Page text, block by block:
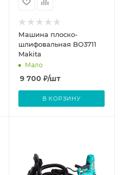
Машина плоско-
шлифовальная BO3711
Makita
Мало
9 700 ₽/шт
В КОРЗИНУ